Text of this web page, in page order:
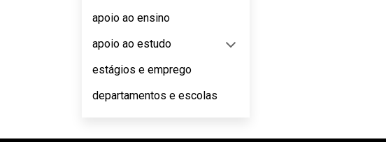
apoio ao ensino
apoio ao estudo
estágios e emprego
departamentos e escolas